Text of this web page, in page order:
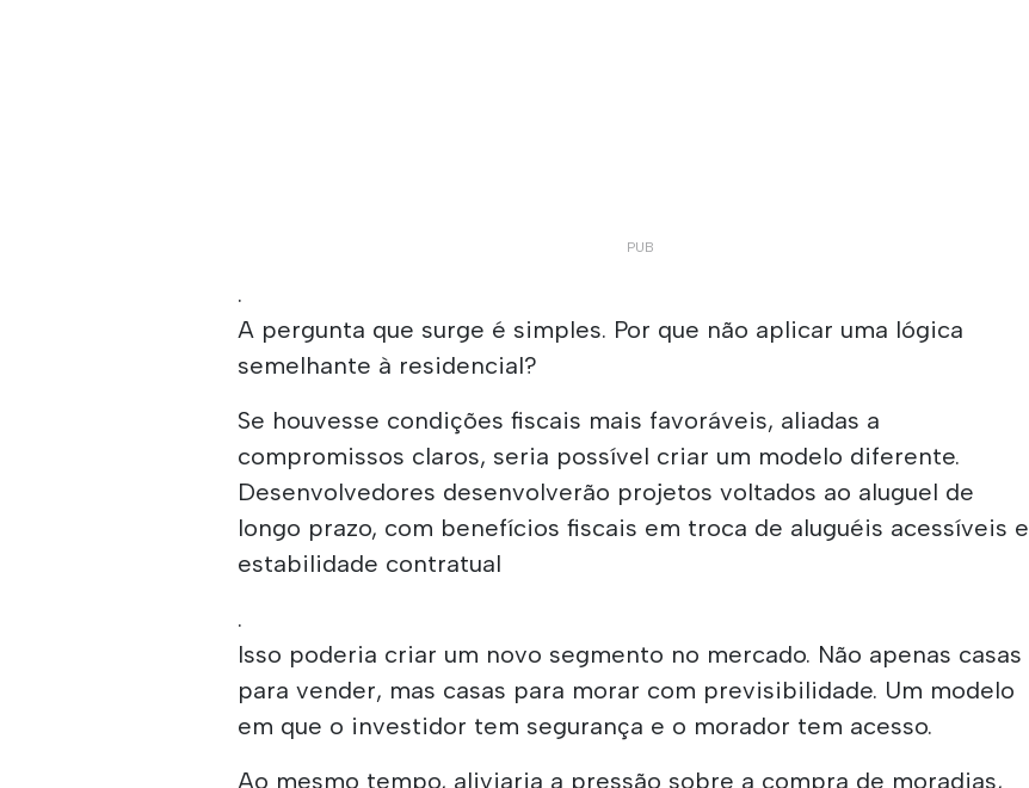
.
A pergunta que surge é simples. Por que não aplicar uma lógica
semelhante à residencial?
Se houvesse condições fiscais mais favoráveis, aliadas a
compromissos claros, seria possível criar um modelo diferente.
Desenvolvedores desenvolverão projetos voltados ao aluguel de
longo prazo, com benefícios fiscais em troca de aluguéis acessíveis e
estabilidade contratual
.
Isso poderia criar um novo segmento no mercado. Não apenas casas
para vender, mas casas para morar com previsibilidade. Um modelo
em que o investidor tem segurança e o morador tem acesso.
Ao mesmo tempo, aliviaria a pressão sobre a compra de moradias,